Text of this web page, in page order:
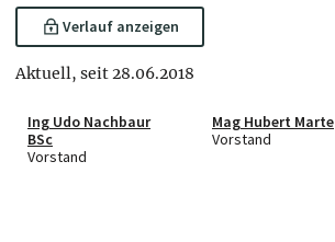
Verlauf anzeigen
Aktuell, seit 28.06.2018
Ing Udo Nachbaur
BSc
Vorstand
Mag Hubert Marte
Vorstand